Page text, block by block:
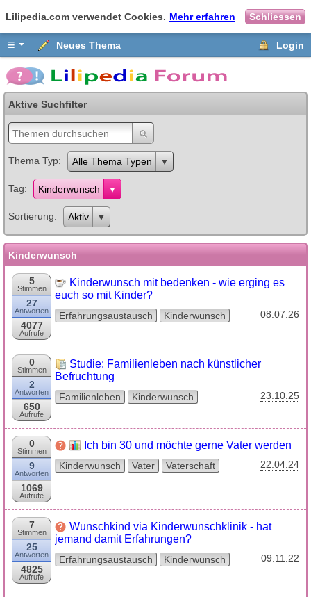
Lilipedia.com verwendet Cookies. Mehr erfahren Schliessen
≡ Neues Thema Login
Aktive Suchfilter
Thema Typ Alle Thema Typen
Tag Kinderwunsch
Sortierung Aktiv
Kinderwunsch
5
Stimmen
27
Antworten
4077
Aufrufe
Kinderwunsch mit bedenken - wie erging es
euch so mit Kinder?
Erfahrungsaustausch Kinderwunsch 08.07.26
0
Stimmen
2
Antworten
650
Aufrufe
Studie: Familienleben nach künstlicher
Befruchtung
Familienleben Kinderwunsch 23.10.25
0
Stimmen
9
Antworten
1069
Aufrufe
Ich bin 30 und möchte gerne Vater werden
Kinderwunsch Vater Vaterschaft 22.04.24
7
Stimmen
25
Antworten
4825
Aufrufe
Wunschkind via Kinderwunschklinik - hat
jemand damit Erfahrungen?
Erfahrungsaustausch Kinderwunsch 09.11.22